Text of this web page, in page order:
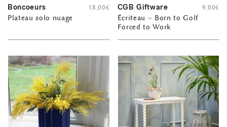
Boncoeurs
Plateau solo nuage
18,00€ CGB Giftware
Écriteau – Born to Golf
Forced to Work
9,00€